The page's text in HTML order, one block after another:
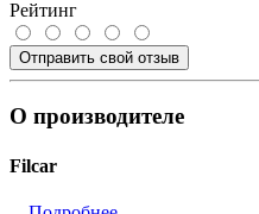
Рейтинг
Отправить свой отзыв
О производителе
Filcar